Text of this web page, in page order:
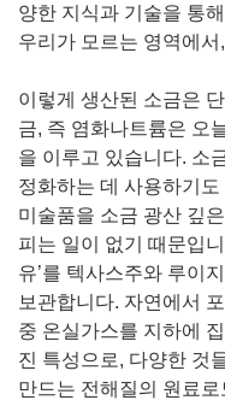
양한 지식과 기술을 통
우리가 모르는 영역에
이렇게 생산된 소금은
금, 즉 염화나트륨은 오
을 이루고 있습니다. 소
정화하는 데 사용하기
미술품을 소금 광산 깊
피는 일이 없기 때문입
유’를 텍사스주와 루이
보관합니다. 자연에서
중 온실가스를 지하에
진 특성으로, 다양한 것
만드는 전해질의 원료